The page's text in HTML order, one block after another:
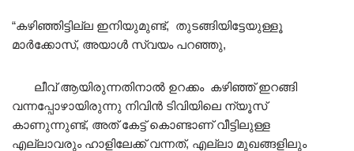
“കഴിഞ്ഞിട്ടില്ല ഇനിയുമുണ്ട്, തുടങ്ങിയിട്ടേയുള്ളൂ
മാർക്കോസ്, അയാൾ സ്വയം പറഞ്ഞു,
ലീവ് ആയിരുന്നതിനാൽ ഉറക്കം കഴിഞ്ഞ് ഇറങ്ങി
വന്നപ്പോഴായിരുന്നു നിവിൻ ടിവിയിലെ ന്യൂസ്
കാണുന്നുണ്ട്, അത് കേട്ട് കൊണ്ടാണ് വീട്ടിലുള്ള
എല്ലാവരും ഹാളിലേക്ക് വന്നത്, എല്ലാ മുഖങ്ങളിലും